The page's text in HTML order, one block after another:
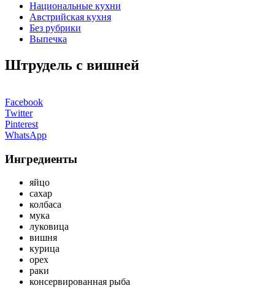
Национальные кухни
Австрийская кухня
Без рубрики
Выпечка
Штрудель с вишней
Facebook
Twitter
Pinterest
WhatsApp
Ингредиенты
яйцо
сахар
колбаса
мука
луковица
вишня
курица
орех
раки
консервированная рыба